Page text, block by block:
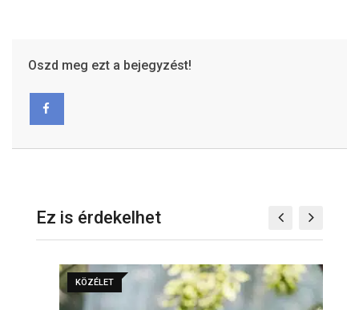
Oszd meg ezt a bejegyzést!
Ez is érdekelhet
KÖZÉLET